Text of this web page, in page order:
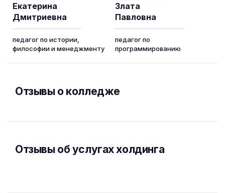
Екатерина
Дмитриевна
педагог по истории,
философии и менеджменту
Злата
Павловна
педагог по
программированию
Отзывы о колледже
Отзывы об услугах холдинга